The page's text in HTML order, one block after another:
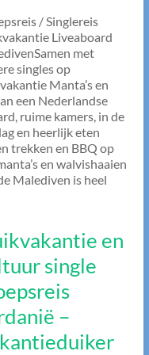
/ Singlereis
Liveaboard
met
singles op
Manta’s en
een Nederlandse
ruime kamers, in de
en heerlijk eten
trekken en BBQ op
en walvishaaien
Malediven is heel
en
single
–